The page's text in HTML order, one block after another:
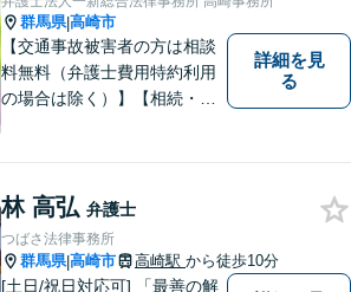
日・夜間対応可】【完全個
室】
群馬県|高崎市
【交通事故被害者の方は相談
料無料（弁護士費用特約利用
の場合は除く）】【相続・債
で連携し、問題解決に向けて
取り組みます。おひとりで悩
まずに、お気軽にお問い合わ
せください。
詳細を見
る
林 高弘 弁護士
つばさ法律事務所
群馬県|高崎市 高崎駅 から徒歩10分
[土日/祝日対応可] 「最善の解